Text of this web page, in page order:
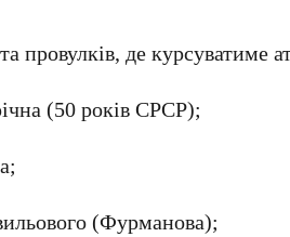
провулків, де курсуватиме
(50 років СРСР);
(Фурманова);